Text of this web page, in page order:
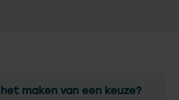
maken van een keuze?